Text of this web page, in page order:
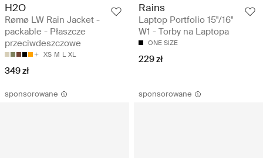
H2O
Rømø LW Rain Jacket -
packable - Płaszcze
przeciwdeszczowe
XS M L XL
349 zł
Rains
Laptop Portfolio 15''/16''
W1 - Torby na Laptopa
ONE SIZE
229 zł
sponsorowane sponsorowane